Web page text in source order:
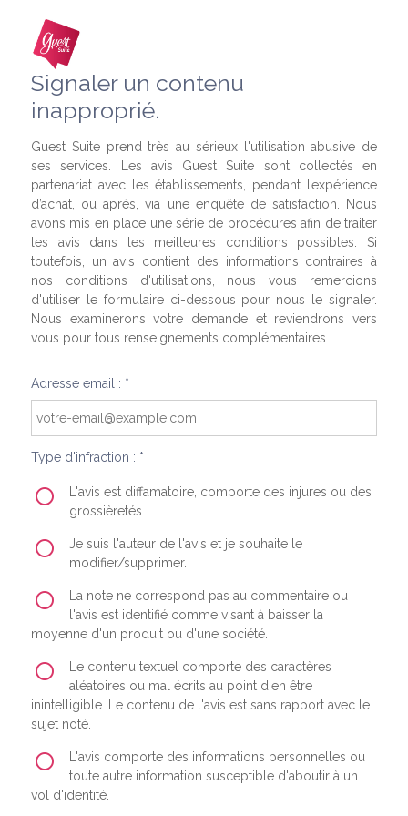
Signaler un contenu
inapproprié.
Guest Suite prend très au sérieux l'utilisation abusive de
ses services. Les avis Guest Suite sont collectés en
partenariat avec les établissements, pendant l’expérience
d’achat, ou après, via une enquête de satisfaction. Nous
avons mis en place une série de procédures afin de traiter
les avis dans les meilleures conditions possibles. Si
toutefois, un avis contient des informations contraires à
nos conditions d'utilisations, nous vous remercions
d'utiliser le formulaire ci-dessous pour nous le signaler.
Nous examinerons votre demande et reviendrons vers
vous pour tous renseignements complémentaires.
Adresse email : *
Type d'infraction : *
L'avis est diffamatoire, comporte des injures ou des
grossièretés.
Je suis l'auteur de l'avis et je souhaite le
modifier/supprimer.
La note ne correspond pas au commentaire ou
l'avis est identifié comme visant à baisser la
moyenne d'un produit ou d'une société.
Le contenu textuel comporte des caractères
aléatoires ou mal écrits au point d'en être
inintelligible. Le contenu de l'avis est sans rapport avec le
sujet noté.
L'avis comporte des informations personnelles ou
toute autre information susceptible d'aboutir à un
vol d'identité.